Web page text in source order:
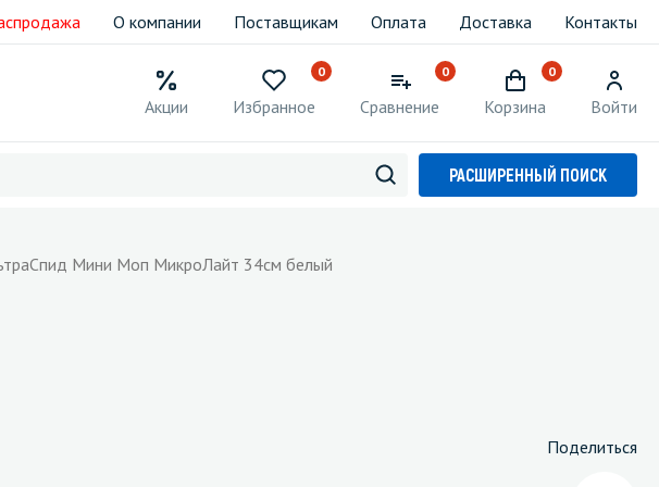
О компании Поставщикам Оплата Доставка Контакты
Акции
0
Избранное
0
Сравнение
0
Корзина Войти
РАСШИРЕННЫЙ ПОИСК
Мини Моп МикроЛайт 34см белый
Поделиться